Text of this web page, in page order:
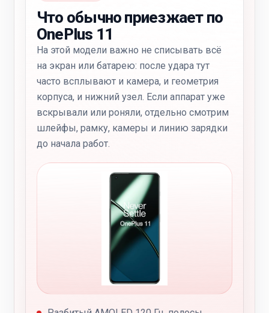
Что обычно приезжает по
OnePlus 11
На этой модели важно не списывать всё
на экран или батарею: после удара тут
часто всплывают и камера, и геометрия
корпуса, и нижний узел. Если аппарат уже
вскрывали или роняли, отдельно смотрим
шлейфы, рамку, камеры и линию зарядки
до начала работ.